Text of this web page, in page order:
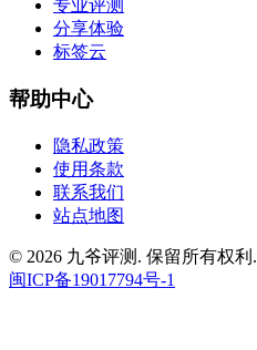
专业评测
分享体验
标签云
帮助中心
隐私政策
使用条款
联系我们
站点地图
© 2026 九爷评测. 保留所有权利.
闽ICP备19017794号-1